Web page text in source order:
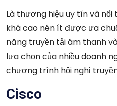
Là thương hiệu uy tín và
khá cao nên ít được ưa
năng truyền tải âm thanh
lựa chọn của nhiều doanh
chương trình hội nghị
Cisco